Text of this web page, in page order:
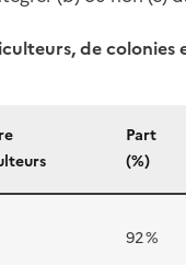
de
Part
(%)
92 %